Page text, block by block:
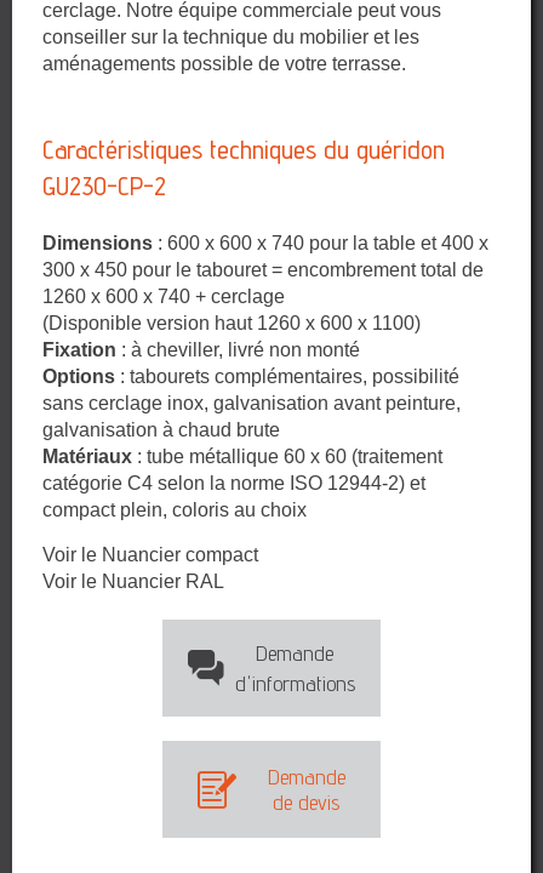
cerclage. Notre équipe commerciale peut vous
conseiller sur la technique du mobilier et les
aménagements possible de votre terrasse.
Caractéristiques techniques du guéridon
GU230-CP-2
Dimensions : 600 x 600 x 740 pour la table et 400 x
300 x 450 pour le tabouret = encombrement total de
1260 x 600 x 740 + cerclage
(Disponible version haut 1260 x 600 x 1100)
Fixation : à cheviller, livré non monté
Options : tabourets complémentaires, possibilité
sans cerclage inox, galvanisation avant peinture,
galvanisation à chaud brute
Matériaux : tube métallique 60 x 60 (traitement
catégorie C4 selon la norme ISO 12944-2) et
compact plein, coloris au choix
Voir le Nuancier compact
Voir le Nuancier RAL
Demande
d'informations
Demande
de devis